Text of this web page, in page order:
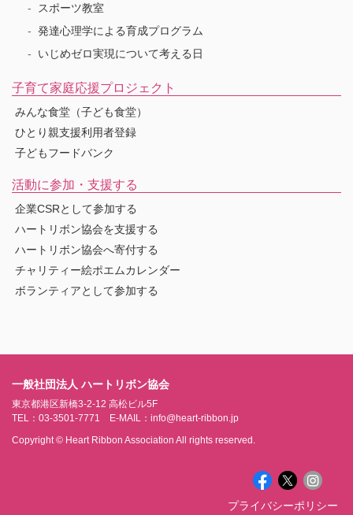
スポーツ教室
発達心理学による育成プログラム
いじめゼロ実現について考える日
子育て家庭応援プロジェクト
みんな食堂（子ども食堂）
ひとり親支援利用者登録
子どもフードバンク
活動に参加・支援する
企業CSRとして参加する
ハートリボン協会を支援する
ハートリボン協会へ寄付する
チャリティー絵ポエムカレンダー
ボランティアとして参加する
一般社団法人 ハートリボン協会
東京都港区新橋3-2-12 高松ビル5F
TEL：03-3501-7771 E-MAIL：info@heart-ribbon.jp
Copyright © Heart Ribbon Association All rights reserved.
プライバシーポリシー